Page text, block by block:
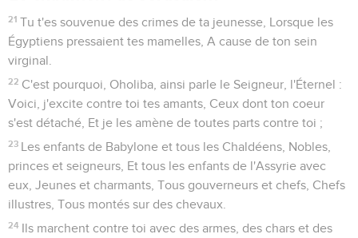
21 Tu t'es souvenue des crimes de ta jeunesse, Lorsque les
Égyptiens pressaient tes mamelles, A cause de ton sein
virginal.
22 C'est pourquoi, Oholiba, ainsi parle le Seigneur, l'Éternel :
Voici, j'excite contre toi tes amants, Ceux dont ton coeur
s'est détaché, Et je les amène de toutes parts contre toi ;
23 Les enfants de Babylone et tous les Chaldéens, Nobles,
princes et seigneurs, Et tous les enfants de l'Assyrie avec
eux, Jeunes et charmants, Tous gouverneurs et chefs, Chefs
illustres, Tous montés sur des chevaux.
24 Ils marchent contre toi avec des armes, des chars et des